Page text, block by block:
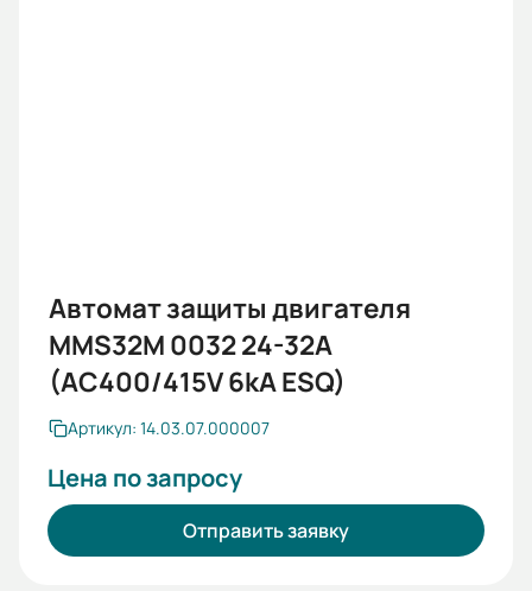
Автомат защиты двигателя
MMS32M 0032 24-32A
(AC400/415V 6kA ESQ)
Артикул: 14.03.07.000007
Цена по запросу
Отправить заявку